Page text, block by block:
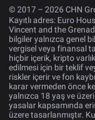
© 2017 – 2026 CHN
Kayıtlı adres: Euro
Vincent and the
bilgiler yalnızca genel
vergisel veya finansal
hiçbir içerik, kripto
edilmesi için bir teklif
riskler içerir ve fon
karar vermeden önce
yalnızca 18 yaş ve
yasalar kapsamında
üzere tasarlanmıştır.